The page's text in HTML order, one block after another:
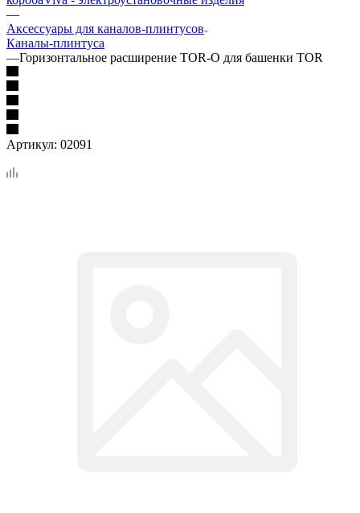
—
Аксессуары для каналов-плинтусов
Каналы-плинтуса
—Горизонтальное расширение TOR-O для башенки TOR
Артикул: 02091